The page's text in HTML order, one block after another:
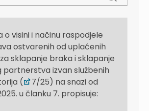
o visini i načinu raspodjele
ostvarenih od uplaćenih
sklapanje braka i sklapanje
partnerstva izvan službenih
(
7/25) na snazi od
u članku 7. propisuje: